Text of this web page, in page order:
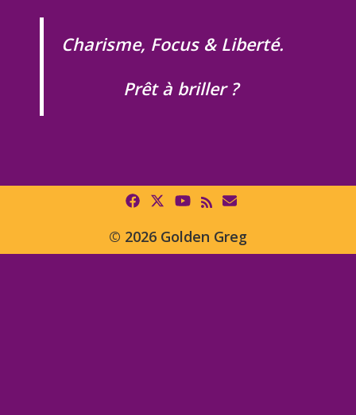
Charisme, Focus & Liberté.
Prêt à briller ?
© 2026 Golden Greg